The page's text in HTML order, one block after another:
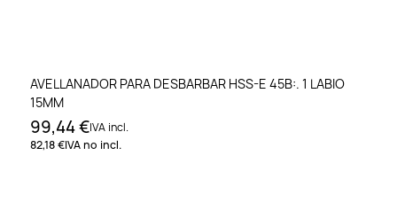
AVELLANADOR PARA DESBARBAR HSS-E 45B:. 1 LABIO
15MM
99,44 €IVA incl.
82,18 €IVA no incl.